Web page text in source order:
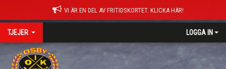
VI ÄR EN DEL AV FRITIDSKORTET. KLICKA HÄR!
TJEJER LOGGA IN